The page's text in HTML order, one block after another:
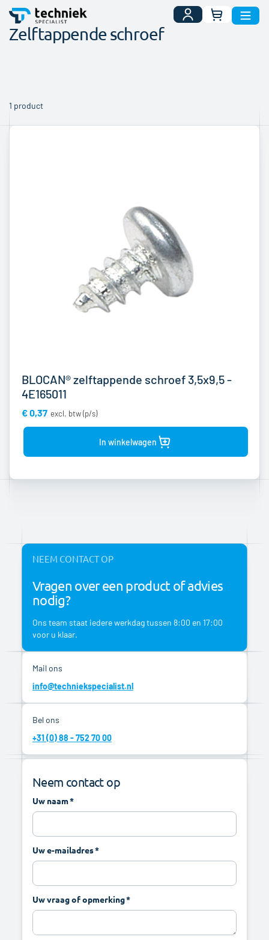
Uw
Zelftappende schroef
1 product
BLOCAN® zelftappende schroef 3,5x9,5 -
4E165011
€ 0,37
Bekijk
product
In winkelwagen
Vragen over een product of advies
nodig?
NEEM CONTACT OP
Ons team staat iedere werkdag tussen 8:00 en 17:00
voor u klaar.
Mail ons
info@techniekspecialist.nl
Bel ons
+31 (0) 88 - 752 70 00
Neem contact op
Uw naam
Uw e-mailadres
Uw vraag of opmerking